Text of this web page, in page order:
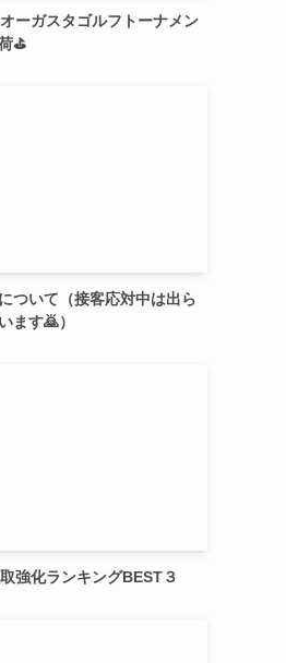
ーガスタゴルフトーナメン
⛳
ついて（接客応対中は出ら
ます🙇）
強化ランキングBEST３